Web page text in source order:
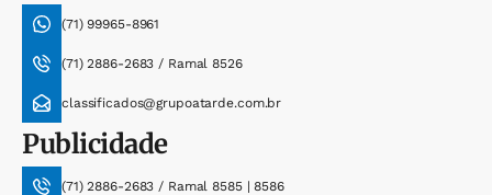
(71) 99965-8961
(71) 2886-2683 / Ramal 8526
classificados@grupoatarde.com.br
Publicidade
(71) 2886-2683 / Ramal 8585 | 8586